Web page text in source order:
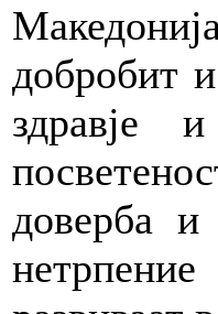
добробит
здравје
доверба и